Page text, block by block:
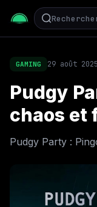
GAMING 29 août 2025
Pudgy
chaos et
Pudgy Party :